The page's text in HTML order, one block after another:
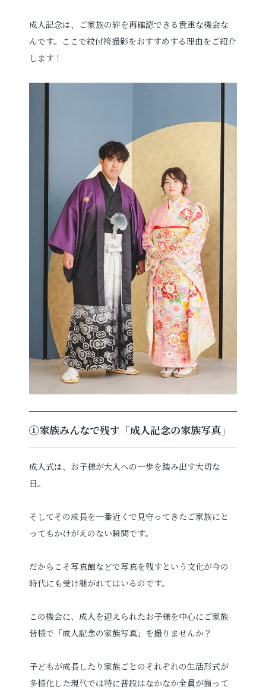
成人記念は、ご家族の絆を再確認できる貴重な機会な
んです。ここで紋付袴撮影をおすすめする理由をご紹介
します！
①家族みんなで残す「成人記念の家族写真」
成人式は、お子様が大人への一歩を踏み出す大切な
日。
そしてその成長を一番近くで見守ってきたご家族にと
ってもかけがえのない瞬間です。
だからこそ写真館などで写真を残すという文化が今の
時代にも受け継がれてはいるのです。
この機会に、成人を迎えられたお子様を中心にご家族
皆様で「成人記念の家族写真」を撮りませんか？
子どもが成長したり家族ごとのそれぞれの生活形式が
多様化した現代では特に普段はなかなか全員が揃って